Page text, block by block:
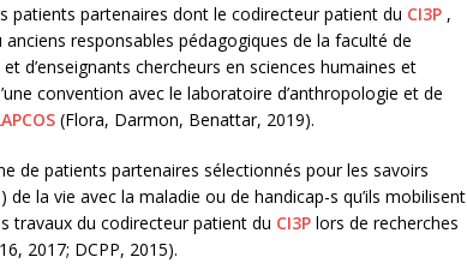
patients partenaires dont le codirecteur patient du CI3P ,
responsables pédagogiques de la faculté de
d’enseignants chercheurs en sciences humaines et
convention avec le laboratoire d’anthropologie et de
(Flora, Darmon, Benattar, 2019).
de patients partenaires sélectionnés pour les savoirs
la vie avec la maladie ou de handicap-s qu’ils mobilisent
travaux du codirecteur patient du CI3P lors de recherches
2017; DCPP, 2015).